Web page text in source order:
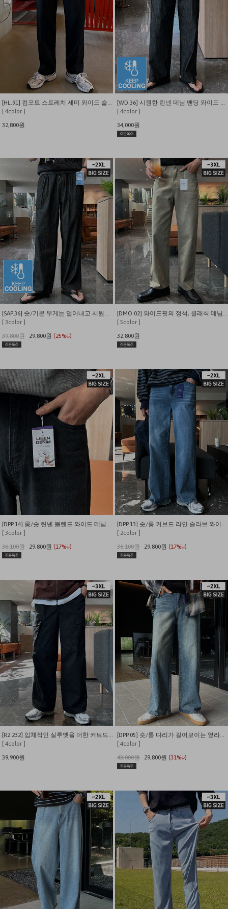
[ 4color ]
32,800원
[ 4color ]
34,000원
[ 3color ]
39,800원
29,800원 (25%↓)
[ 5color ]
32,800원
[DPP.14] 롱/숏 린넨 블렌드 와이드 데님 팬츠
[ 3color ]
36,100원
29,800원 (17%↓)
[DPP.13] 숏/롱 커브드 라인 슬라브 와이드 데님 팬츠
[ 2color ]
36,100원
29,800원 (17%↓)
[R2.232] 입체적인 실루엣을 더한 커브드 워싱 카고팬츠
[ 4color ]
39,900원
[DPP.05] 숏/롱 다리가 길어보이는 옆라인포인트 밴딩 와이드 데님팬츠
[ 4color ]
43,000원
29,800원 (31%↓)